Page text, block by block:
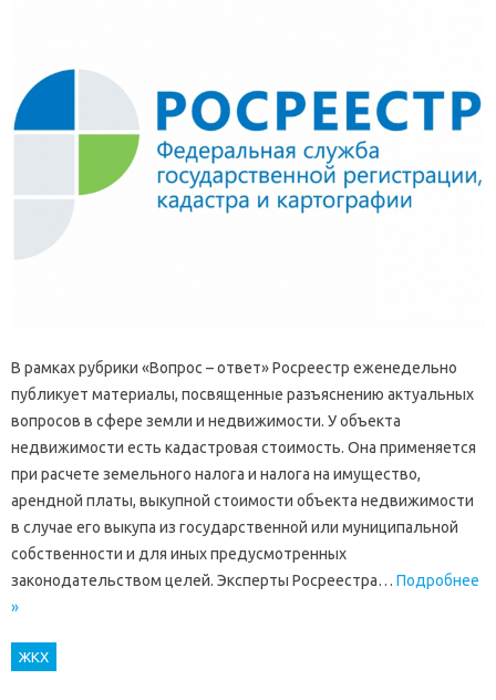
В рамках рубрики «Вопрос – ответ» Росреестр еженедельно
публикует материалы, посвященные разъяснению актуальных
вопросов в сфере земли и недвижимости. У объекта
недвижимости есть кадастровая стоимость. Она применяется
при расчете земельного налога и налога на имущество,
арендной платы, выкупной стоимости объекта недвижимости
в случае его выкупа из государственной или муниципальной
собственности и для иных предусмотренных
законодательством целей. Эксперты Росреестра… Подробнее
»
ЖКХ